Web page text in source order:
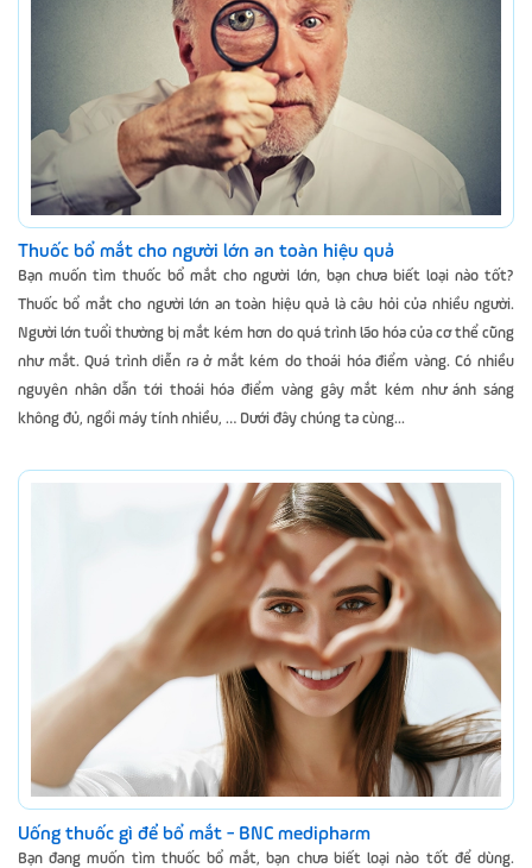
Thuốc bổ mắt cho người lớn an toàn hiệu quả
Bạn muốn tìm thuốc bổ mắt cho người lớn, bạn chưa biết loại nào tốt?
Thuốc bổ mắt cho người lớn an toàn hiệu quả là câu hỏi của nhiều người.
Người lớn tuổi thường bị mắt kém hơn do quá trình lão hóa của cơ thể cũng
như mắt. Quá trình diễn ra ở mắt kém do thoái hóa điểm vàng. Có nhiều
nguyên nhân dẫn tới thoái hóa điểm vàng gây mắt kém như ánh sáng
không đủ, ngồi máy tính nhiều, … Dưới đây chúng ta cùng...
Uống thuốc gì để bổ mắt - BNC medipharm
Bạn đang muốn tìm thuốc bổ mắt, bạn chưa biết loại nào tốt để dùng.